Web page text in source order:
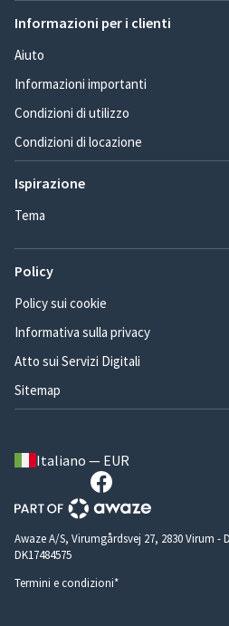
Informazioni per i clienti
Aiuto
Informazioni importanti
Condizioni di utilizzo
Condizioni di locazione
Ispirazione
Tema
Policy
Policy sui cookie
Informativa sulla privacy
Atto sui Servizi Digitali
Sitemap
Italiano — EUR
Awaze A/S, Virumgårdsvej 27, 2830 Virum
DK17484575
Termini e condizioni*